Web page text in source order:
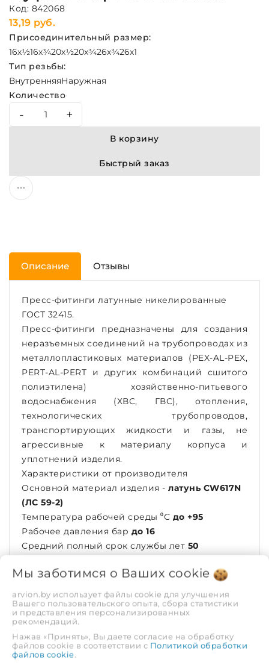
Код: 842068
13,19 руб.
Присоединительный размер:
16х½16х¾20х½20х¾26х¾26х1
Тип резьбы:
ВнутренняяНаружная
Количество
- +
В корзину
Быстрый заказ
Описание Отзывы
Пресс-фитинги латунные никелированные
ГОСТ 32415.
Пресс-фитинги предназначены для создания
неразъемных соединений на трубопроводах из
металлопластиковых материалов (PEX-AL-PEX,
PERT-AL-PERT и других комбинаций сшитого
полиэтилена) хозяйственно-питьевого
водоснабжения (ХВС, ГВС), отопления,
технологических трубопроводов,
транспортирующих жидкости и газы, не
агрессивные к материалу корпуса и
уплотнений изделия.
Характеристики от производителя
Основной материал изделия - латунь CW617N
(ЛС 59-2)
Температура рабочей среды ⁰С до +95
Рабочее давления бар до 16
Средний полный срок службы лет 50
Толщина стенки подключаемой трубы
2,0;2,0;3,0;3,0
Класс эксплуатации фитингов -1,2,4,5, ХВ
Тип насадок пресс-инструмента -ТН
Уплотнительные материалы - этилен-
пропиленовый каучук EPDM
Тип резьбы -
Мы заботимся о Ваших cookie
arvion.by использует файлы cookie для улучшения
Вашего пользовательского опыта, сбора статистики
и представления персонализированных
рекомендаций.
Нажав «Принять», Вы даете согласие на обработку
файлов cookie в соответствии с Политикой обработки
файлов cookie.